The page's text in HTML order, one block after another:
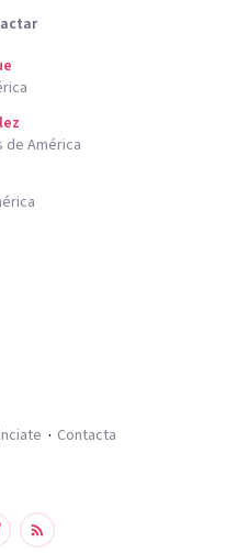
de América
Contacta